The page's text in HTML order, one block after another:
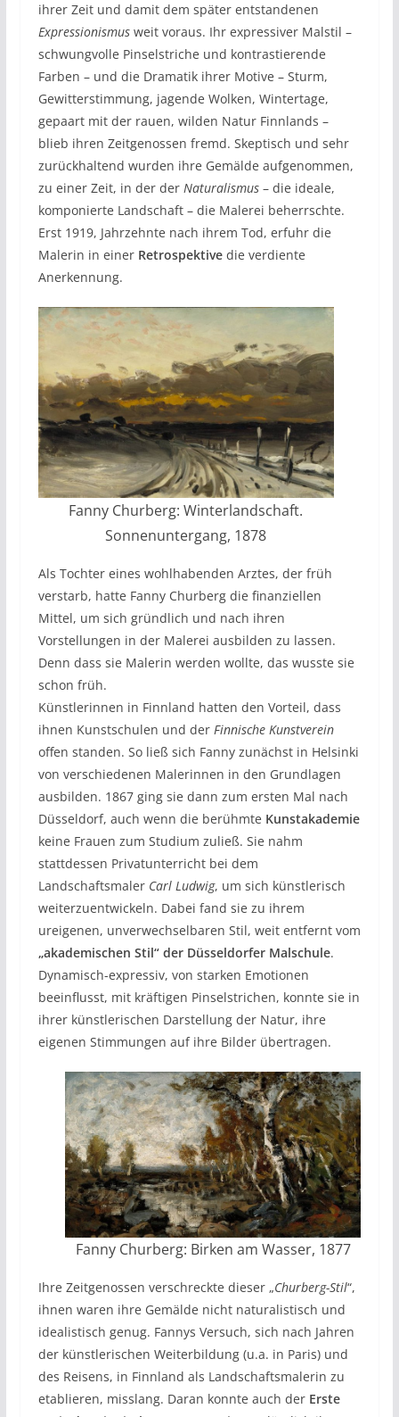
ihrer Zeit und damit dem später entstandenen
Expressionismusweit voraus. Ihr expressiver Malstil –
schwungvolle Pinselstriche und kontrastierende
Farben – und die Dramatik ihrer Motive – Sturm,
Gewitterstimmung, jagende Wolken, Wintertage,
gepaart mit der rauen, wilden Natur Finnlands –
blieb ihren Zeitgenossen fremd. Skeptisch und sehr
zurückhaltend wurden ihre Gemälde aufgenommen,
zu einer Zeit, in der der Naturalismus– die ideale,
komponierte Landschaft – die Malerei beherrschte.
Erst 1919, Jahrzehnte nach ihrem Tod, erfuhr die
Malerin in einer Retrospektivedie verdiente
Anerkennung.
Fanny Churberg: Winterlandschaft.
Sonnenuntergang, 1878
Als Tochter eines wohlhabenden Arztes, der früh
verstarb, hatte Fanny Churberg die finanziellen
Mittel, um sich gründlich und nach ihren
Vorstellungen in der Malerei ausbilden zu lassen.
Denn dass sie Malerin werden wollte, das wusste sie
schon früh.
Künstlerinnen in Finnland hatten den Vorteil, dass
ihnen Kunstschulen und der Finnische Kunstverein
offen standen. So ließ sich Fanny zunächst in Helsinki
von verschiedenen Malerinnen in den Grundlagen
ausbilden. 1867 ging sie dann zum ersten Mal nach
Düsseldorf, auch wenn die berühmte Kunstakademie
keine Frauen zum Studium zuließ. Sie nahm
stattdessen Privatunterricht bei dem
Landschaftsmaler Carl Ludwig, um sich künstlerisch
weiterzuentwickeln. Dabei fand sie zu ihrem
ureigenen, unverwechselbaren Stil, weit entfernt vom
„akademischen Stil“ der Düsseldorfer Malschule.
Dynamisch-expressiv, von starken Emotionen
beeinflusst, mit kräftigen Pinselstrichen, konnte sie in
ihrer künstlerischen Darstellung der Natur, ihre
eigenen Stimmungen auf ihre Bilder übertragen.
Fanny Churberg: Birken am Wasser, 1877
Ihre Zeitgenossen verschreckte dieser „Churberg-Stil“,
ihnen waren ihre Gemälde nicht naturalistisch und
idealistisch genug. Fannys Versuch, sich nach Jahren
der künstlerischen Weiterbildung (u.a. in Paris) und
des Reisens, in Finnland als Landschaftsmalerin zu
etablieren, misslang. Daran konnte auch der Erste